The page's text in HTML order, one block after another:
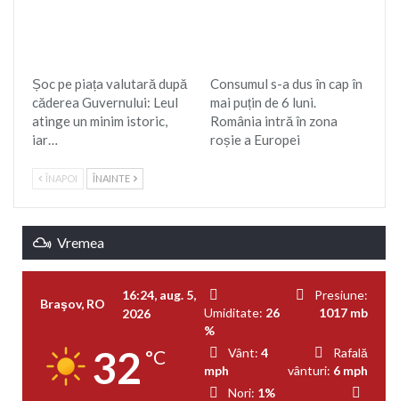
Șoc pe piața valutară după
căderea Guvernului: Leul
atinge un minim istoric,
iar…
Consumul s-a dus în cap în
mai puțin de 6 luni.
România intră în zona
roșie a Europei
ÎNAPOI ÎNAINTE
Vremea
Braşov, RO
16:24, aug. 5,
2026
32 °C
Umiditate: 26
%
Presiune:
1017 mb
Vânt: 4
mph
Rafală
vânturi: 6 mph
Nori: 1%